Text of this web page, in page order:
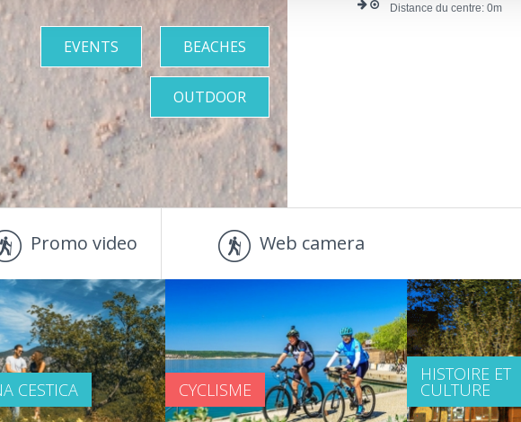
Distance du centre: 0
BEACHES
EVENTS
OUTDOOR
Promo video Web camera
CESTICA CYCLISME
HISTOIRE ET
CULTURE